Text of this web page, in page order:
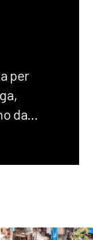
per
da
con